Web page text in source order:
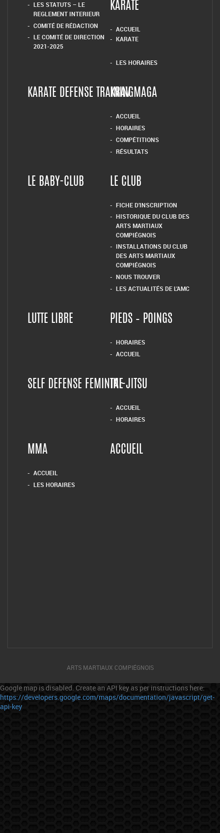
LES STATUTS – LE
REGLEMENT INTERIEUR
COMITÉ DE RÉDACTION
LE COMITÉ DE DIRECTION
2021-2025
KARATÉ
ACCUEIL
KARATE
LES HORAIRES
KARATE DEFENSE TRAININGKRAV MAGA
ACCUEIL
HORAIRES
COMPÉTITIONS
RÉSULTATS
LE BABY-CLUB LE CLUB
FICHE D’INSCRIPTION
HISTORIQUE DU CLUB DES
ARTS MARTIAUX
COMPIÉGNOIS
INSTALLATIONS DU CLUB
DES ARTS MARTIAUX
COMPIÉGNOIS
NOUS TROUVER
LES ACTUALITÉS DE L’AMC
LUTTE LIBRE PIEDS – POINGS
HORAIRES
ACCUEIL
SELF DEFENSE FEMININETAI-JITSU
ACCUEIL
HORAIRES
MMA
ACCUEIL
LES HORAIRES
ACCUEIL
ARTS MARTIAUX COMPIÉGNOIS
Google map is disabled. Create an API key as per instructions here:
https://developers.google.com/maps/documentation/javascript/get-
api-key